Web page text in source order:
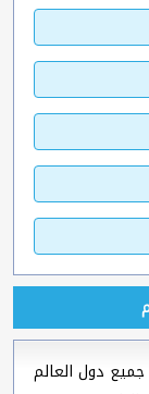
دول العالم